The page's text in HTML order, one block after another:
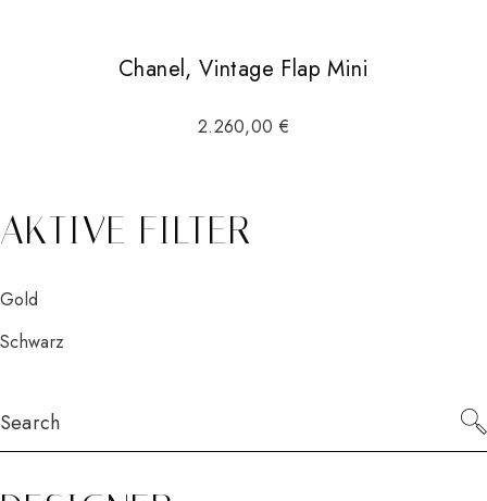
Chanel, Vintage Flap Mini
2.260,00€
AKTIVE FILTER
Gold
Schwarz
for: